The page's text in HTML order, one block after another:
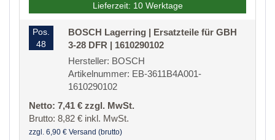
Lieferzeit: 10 Werktage
Pos.
48
BOSCH Lagerring | Ersatzteile für GBH
3-28 DFR | 1610290102
Hersteller: BOSCH
Artikelnummer: EB-3611B4A001-
1610290102
Netto: 7,41 € zzgl. MwSt.
Brutto: 8,82 € inkl. MwSt.
zzgl. 6,90 € Versand (brutto)